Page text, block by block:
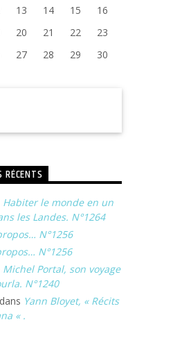
13 14 15
16
20 21 22
23
27 28 29
30
RÉCENTS
Habiter le monde en un
les Landes. N°1264
N°1256
N°1256
Michel Portal, son voyage
N°1240
dans Yann Bloyet, « Récits
« .